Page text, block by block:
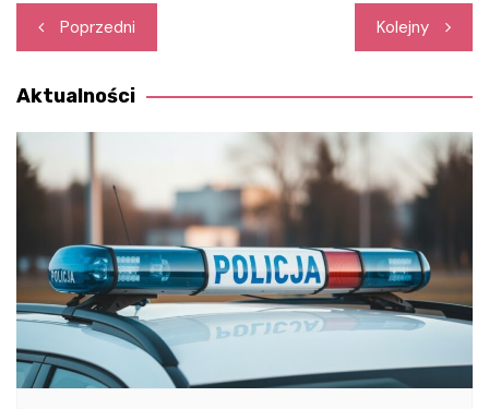
Nawigacja
wpisu
Poprzedni Kolejny
Aktualności